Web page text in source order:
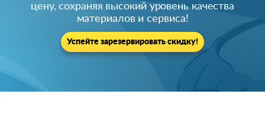
цену, сохраняя высокий уровень качества
материалов и сервиса!
Успейте зарезервировать скидку!